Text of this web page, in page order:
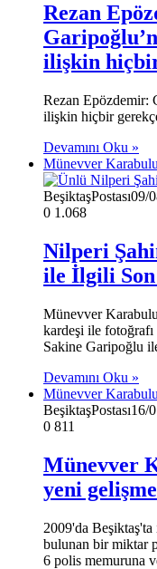
Rezan
ilişkin hiçbir
Rezan Epözdemir:
ilişkin hiçbir
Devamını Oku »
Münevver
BeşiktaşPostası09/
0 1.068
Nilperi
ile İlgili Son
Münevver
kardeşi ile
Sakine Garipoğlu
Devamını Oku »
Münevver
BeşiktaşPostası16/
0 811
Münevver
yeni gelişme
2009'da
bulunan bir miktar
6 polis memuruna